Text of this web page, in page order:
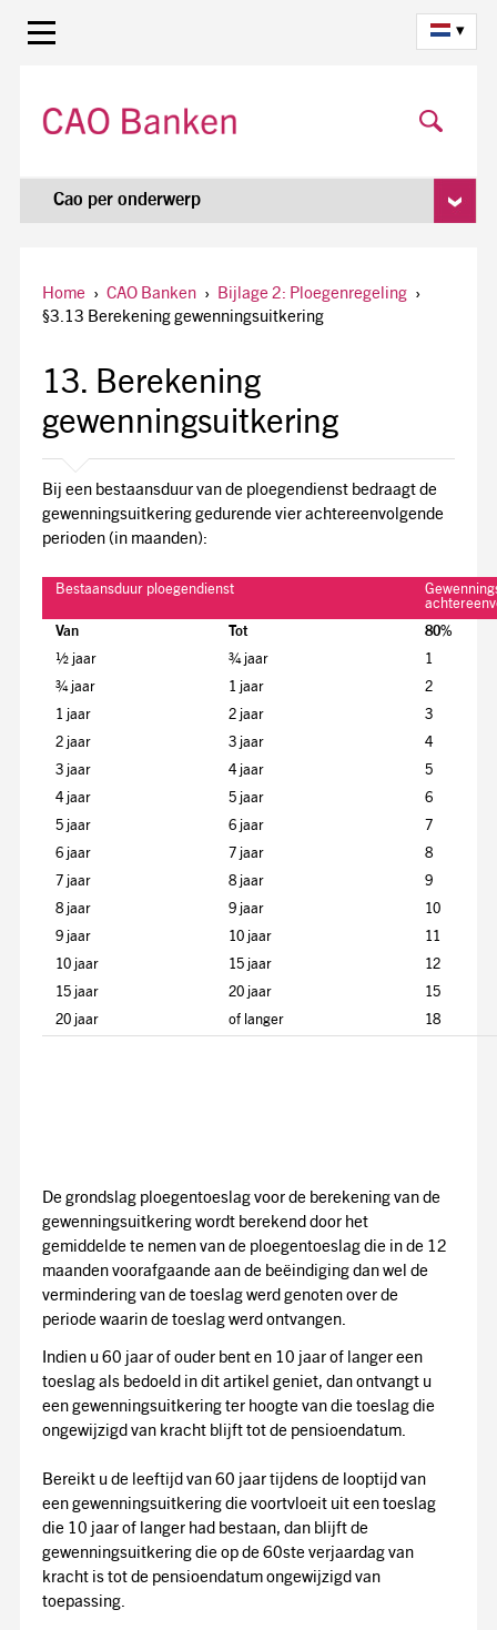
▾
Cao per onderwerp
Home › CAO Banken › Bijlage 2: Ploegenregeling ›
§3.13 Berekening gewenningsuitkering
13. Berekening
gewenningsuitkering
Bij een bestaansduur van de ploegendienst bedraagt de
gewenningsuitkering gedurende vier achtereenvolgende
perioden (in maanden):
Bestaansduur ploegendienst
Van
Tot
80%
½ jaar
¾ jaar
1
¾ jaar
1 jaar
2
1 jaar
2 jaar
3
2 jaar
3 jaar
4
3 jaar
4 jaar
5
4 jaar
5 jaar
6
5 jaar
6 jaar
7
6 jaar
7 jaar
8
7 jaar
8 jaar
9
8 jaar
9 jaar
10
9 jaar
10 jaar
11
10 jaar
15 jaar
12
15 jaar
20 jaar
15
20 jaar
of langer 18
De grondslag ploegentoeslag voor de berekening van de
gewenningsuitkering wordt berekend door het
gemiddelde te nemen van de ploegentoeslag die in de 12
maanden voorafgaande aan de beëindiging dan wel de
vermindering van de toeslag werd genoten over de
periode waarin de toeslag werd ontvangen.
Indien u 60 jaar of ouder bent en 10 jaar of langer een
toeslag als bedoeld in dit artikel geniet, dan ontvangt u
een gewenningsuitkering ter hoogte van die toeslag die
ongewijzigd van kracht blijft tot de pensioendatum.
Bereikt u de leeftijd van 60 jaar tijdens de looptijd van
een gewenningsuitkering die voortvloeit uit een toeslag
die 10 jaar of langer had bestaan, dan blijft de
gewenningsuitkering die op de 60ste verjaardag van
kracht is tot de pensioendatum ongewijzigd van
toepassing.